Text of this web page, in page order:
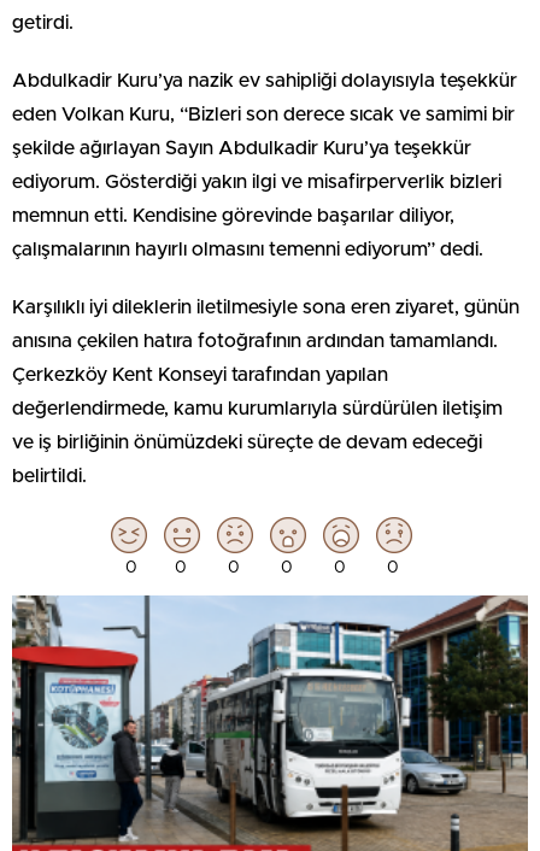
getirdi.
Abdulkadir Kuru’ya nazik ev sahipliği dolayısıyla teşekkür
eden Volkan Kuru, “Bizleri son derece sıcak ve samimi bir
şekilde ağırlayan Sayın Abdulkadir Kuru’ya teşekkür
ediyorum. Gösterdiği yakın ilgi ve misafirperverlik bizleri
memnun etti. Kendisine görevinde başarılar diliyor,
çalışmalarının hayırlı olmasını temenni ediyorum” dedi.
Karşılıklı iyi dileklerin iletilmesiyle sona eren ziyaret, günün
anısına çekilen hatıra fotoğrafının ardından tamamlandı.
Çerkezköy Kent Konseyi tarafından yapılan
değerlendirmede, kamu kurumlarıyla sürdürülen iletişim
ve iş birliğinin önümüzdeki süreçte de devam edeceği
belirtildi.
0 0 0 0 0 0